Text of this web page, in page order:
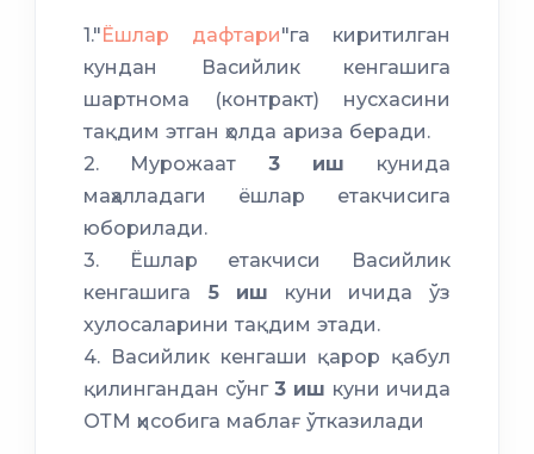
1." Ёшлар дафтари"га киритилган
кундан Васийлик кенгашига
шартнома (контракт) нусхасини
тақдим этган ҳолда ариза беради.
2. Мурожаат 3 иш кунида
маҳалладаги ёшлар етакчисига
юборилади.
3. Ёшлар етакчиси Васийлик
кенгашига 5 иш куни ичида ўз
хулосаларини тақдим этади.
4. Васийлик кенгаши қарор қабул
қилингандан сўнг 3 иш куни ичида
ОТМ ҳисобига маблағ ўтказилади